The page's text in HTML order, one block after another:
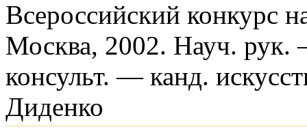
Всероссийский конкурс
Москва, 2002. Науч.
консульт. — канд.
Диденко